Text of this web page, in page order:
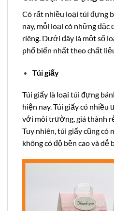
Có rất nhiều loại túi đựng
nay, mỗi loại có những
riêng. Dưới đây là một số
phổ biến nhất theo chất
Túi giấy
Túi giấy là loại túi đựng
hiện nay. Túi giấy có
với môi trường, giá thành
Tuy nhiên, túi giấy cũng
không có độ bền cao và dễ